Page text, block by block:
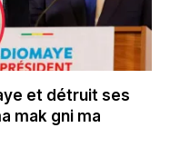
et détruit ses
mak gni ma